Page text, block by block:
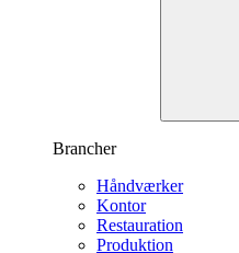
Brancher
Håndværker
Kontor
Restauration
Produktion